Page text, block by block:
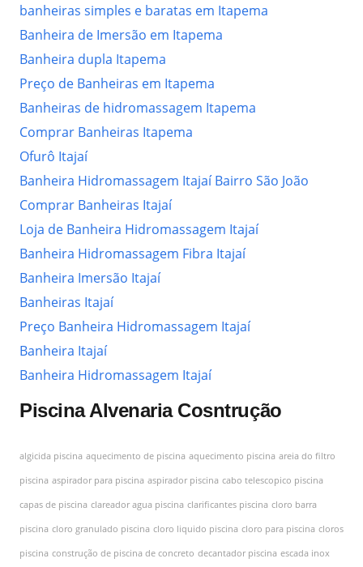
banheiras simples e baratas em Itapema
Banheira de Imersão em Itapema
Banheira dupla Itapema
Preço de Banheiras em Itapema
Banheiras de hidromassagem Itapema
Comprar Banheiras Itapema
Ofurô Itajaí
Banheira Hidromassagem Itajaí Bairro São João
Comprar Banheiras Itajaí
Loja de Banheira Hidromassagem Itajaí
Banheira Hidromassagem Fibra Itajaí
Banheira Imersão Itajaí
Banheiras Itajaí
Preço Banheira Hidromassagem Itajaí
Banheira Itajaí
Banheira Hidromassagem Itajaí
Piscina Alvenaria Cosntrução
algicida piscina aquecimento de piscina aquecimento piscina areia do filtro
piscina aspirador para piscina aspirador piscina cabo telescopico piscina
capas de piscina clareador agua piscina clarificantes piscina cloro barra
piscina cloro granulado piscina cloro liquido piscina cloro para piscina cloros
piscina construção de piscina de concreto decantador piscina escada inox